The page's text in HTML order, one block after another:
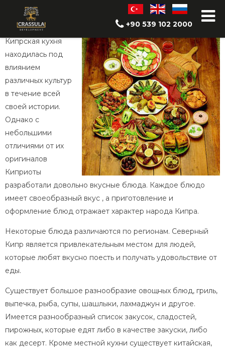
+90 539 102 2000
Кухня Северного Кипра
Кипрская кухня
находилась под
влиянием
различных культур
в течение всей
своей истории.
Однако с
небольшими
отличиями от их
оригиналов
Киприоты
разработали довольно вкусные блюда. Каждое блюдо
имеет своеобразный вкус , а приготовление и
оформление блюд отражает характер народа Кипра.
Некоторые блюда различаются по регионам. Северный
Кипр является привлекательным местом для людей,
которые любят вкусно поесть и получать удовольствие от
еды.
Существует большое разнообразие овощных блюд, гриль,
выпечка, рыба, супы, шашлыки, лахмаджун и другое.
Имеется разнообразный список закусок, сладостей,
пирожных, которые едят либо в качестве закуски, либо
как десерт. Кроме местной кухни существует китайская,